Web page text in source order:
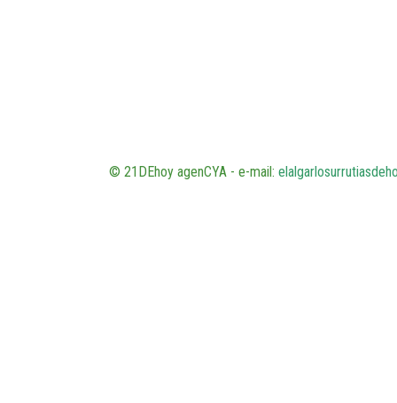
© 21DEhoy agenCYA - e-mail: